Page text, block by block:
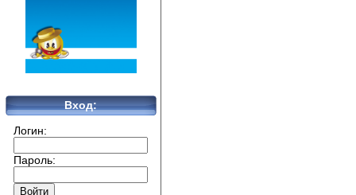
Вход:
Логин:
Пароль: